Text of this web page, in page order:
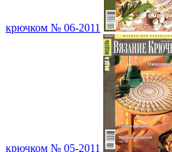
крючком № 06-2011
крючком № 05-2011